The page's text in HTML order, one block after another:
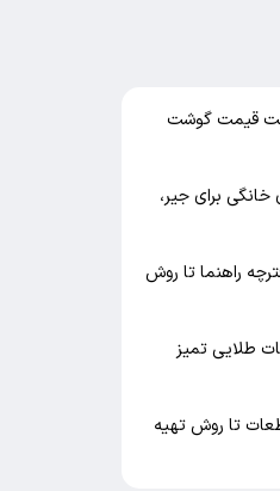
قیمت گوشت
برای جیر،
راهنما تا روش
طلایی تمیز
تا روش تهیه